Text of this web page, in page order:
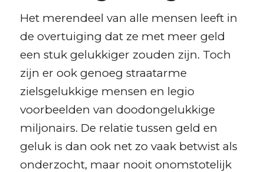
Het merendeel van alle mensen leeft in
de overtuiging dat ze met meer geld
een stuk gelukkiger zouden zijn. Toch
zijn er ook genoeg straatarme
zielsgelukkige mensen en legio
voorbeelden van doodongelukkige
miljonairs. De relatie tussen geld en
geluk is dan ook net zo vaak betwist als
onderzocht, maar nooit onomstotelijk